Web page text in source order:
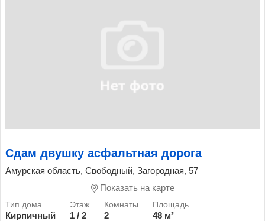
Сдам двушку асфальтная дорога
Амурская область, Свободный, Загородная, 57
Показать на карте
Кирпичный 1 / 2 2
48 м²